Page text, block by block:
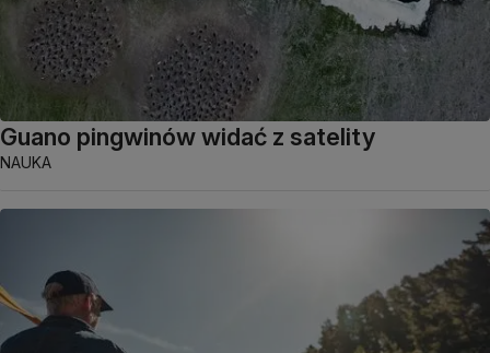
Guano pingwinów widać z satelity
NAUKA